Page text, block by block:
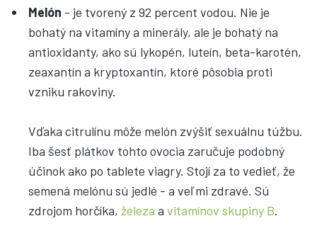
Melón - je tvorený z 92 percent vodou. Nie je
bohatý na vitamíny a minerály, ale je bohatý na
antioxidanty, ako sú lykopén, luteín, beta-karotén,
zeaxantín a kryptoxantín, ktoré pôsobia proti
vzniku rakoviny.
Vďaka citrulínu môže melón zvýšiť sexuálnu túžbu.
Iba šesť plátkov tohto ovocia zaručuje podobný
účinok ako po tablete viagry. Stojí za to vedieť, že
semená melónu sú jedlé - a veľmi zdravé. Sú
zdrojom horčíka, železa a vitamínov skupiny B.